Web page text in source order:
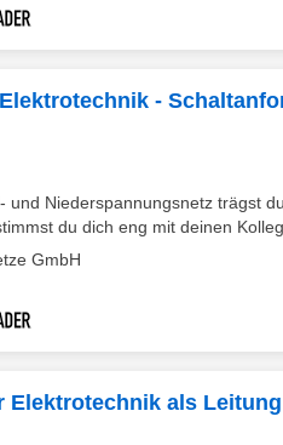
-
und Niederspannungsnetz trägst
du dich eng mit deinen
GmbH
Elektrotechnik als